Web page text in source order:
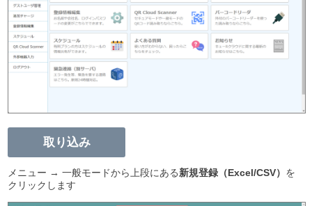
取り込み
メニュー → 一般モードから上段にある新規登録（Excel/CSV） を
クリックします